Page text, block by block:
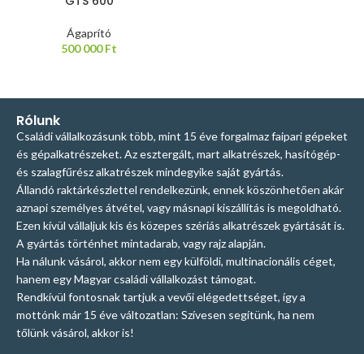
Ágaprító
500 000Ft
Rólunk
Családi vállalkozásunk több, mint 15 éve forgalmaz faipari gépeket
és gépalkatrészeket. Az esztergált, mart alkatrészek, hasítógép-
és szalagfűrész alkatrészek mindegyike saját gyártás.
Állandó raktárkészlettel rendelkezünk, ennek köszönhetően akár
aznapi személyes átvétel, vagy másnapi kiszállítás is megoldható.
Ezen kívül vállaljuk kis és közepes szériás alkatrészek gyártását is.
A gyártás történhet mintadarab, vagy rajz alapján.
Ha nálunk vásárol, akkor nem egy külföldi, multinacionális céget,
hanem egy Magyar családi vállalkozást támogat.
Rendkívül fontosnak tartjuk a vevői elégedettséget, így a
mottónk már 15 éve változatlan: Szívesen segítünk, ha nem
tőlünk vásárol, akkor is!